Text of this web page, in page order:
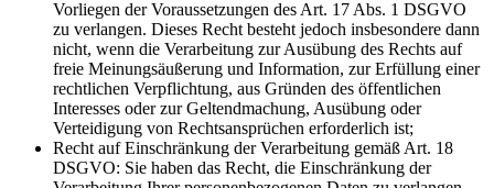
Vorliegen der Voraussetzungen des Art. 17 Abs. 1 DSGVO
zu verlangen. Dieses Recht besteht jedoch insbesondere dann
nicht, wenn die Verarbeitung zur Ausübung des Rechts auf
freie Meinungsäußerung und Information, zur Erfüllung einer
rechtlichen Verpflichtung, aus Gründen des öffentlichen
Interesses oder zur Geltendmachung, Ausübung oder
Verteidigung von Rechtsansprüchen erforderlich ist;
Recht auf Einschränkung der Verarbeitung gemäß Art. 18
DSGVO: Sie haben das Recht, die Einschränkung der